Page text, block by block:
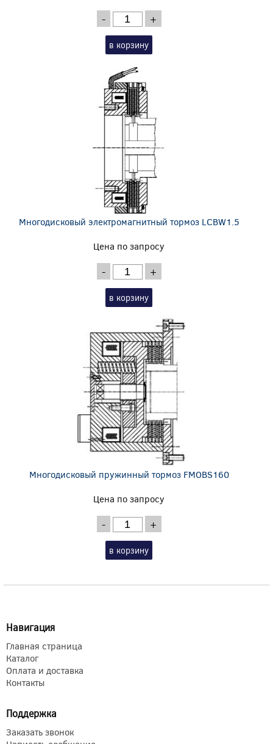
- +
в корзину
Многодисковый электромагнитный тормоз LCBW1.5
Цена по запросу
- +
в корзину
Многодисковый пружинный тормоз FMOBS160
Цена по запросу
- +
в корзину
Навигация
Главная страница
Каталог
Оплата и доставка
Контакты
Поддержка
Заказать звонок